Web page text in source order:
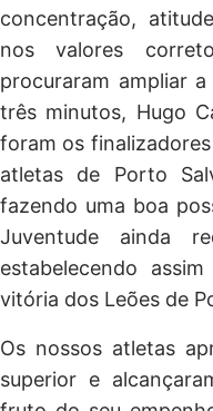
concentração,
nos valores
procuraram ampliar
três minutos, Hugo
foram os
atletas de Porto
fazendo uma boa
Juventude ainda
estabelecendo
vitória dos Leões de
Os nossos atletas
superior e